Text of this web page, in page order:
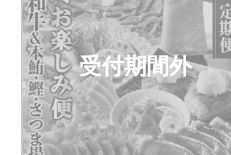
受付期間外